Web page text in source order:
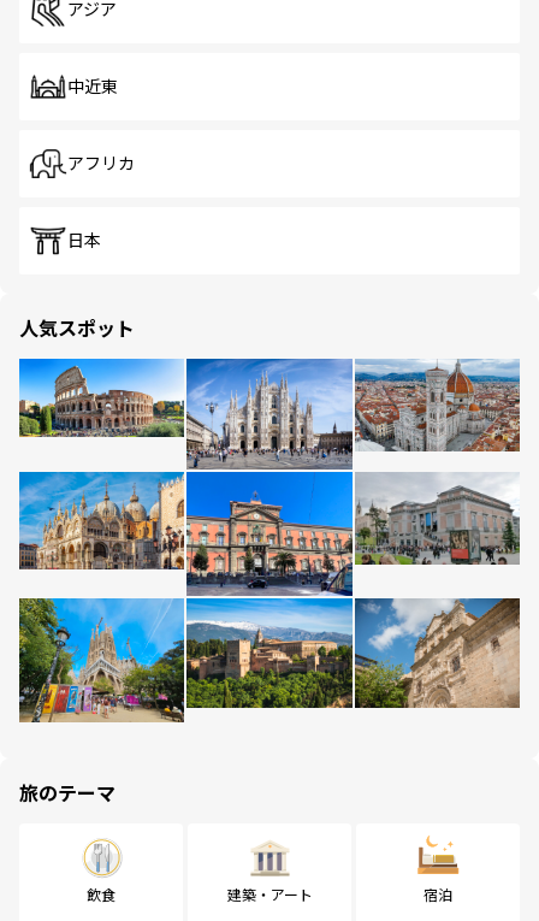
アジア
中近東
アフリカ
日本
人気スポット
旅のテーマ
飲食 建築・アート 宿泊